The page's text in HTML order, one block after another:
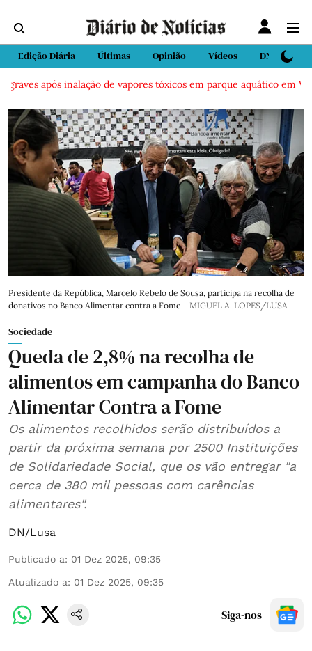
Edição Diária Últimas Opinião Vídeos DN Sport
após inalação de vapores tóxicos em parque aquático em Vieira
Presidente da República, Marcelo Rebelo de Sousa, participa na recolha de
donativos no Banco Alimentar contra a Fome
MIGUEL A. LOPES/LUSA
Sociedade
Queda de 2,8% na recolha de
alimentos em campanha do Banco
Alimentar Contra a Fome
Os alimentos recolhidos serão distribuídos a
partir da próxima semana por 2500 Instituições
de Solidariedade Social, que os vão entregar "a
cerca de 380 mil pessoas com carências
alimentares".
DN/Lusa
Publicado a: 01 Dez 2025, 09:35
Atualizado a: 01 Dez 2025, 09:35
Siga-nos